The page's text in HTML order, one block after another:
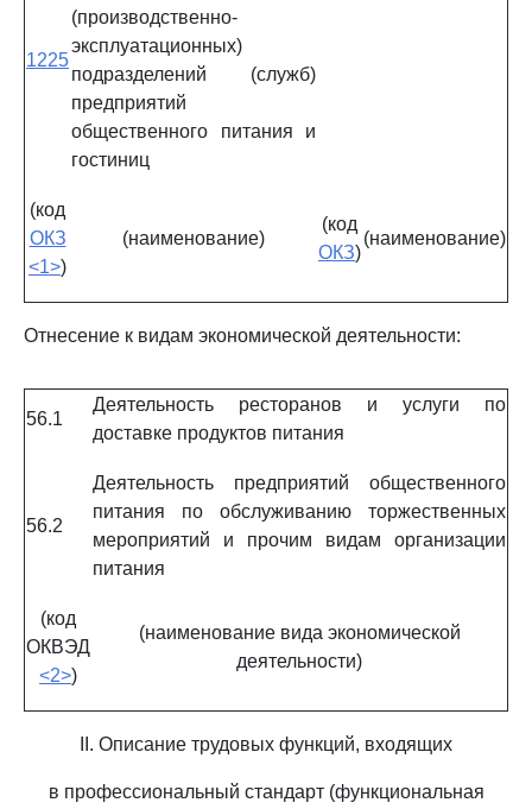
1225
(производственно-
эксплуатационных)
подразделений (служб)
предприятий
общественного питания и
гостиниц
(код
ОКЗ
<1>)
(наименование)
(код
ОКЗ)
(наименование)
Отнесение к видам экономической деятельности:
56.1
Деятельность ресторанов и услуги по
доставке продуктов питания
56.2
Деятельность предприятий общественного
питания по обслуживанию торжественных
мероприятий и прочим видам организации
питания
(код
ОКВЭД
<2>)
(наименование вида экономической
деятельности)
II. Описание трудовых функций, входящих
в профессиональный стандарт (функциональная